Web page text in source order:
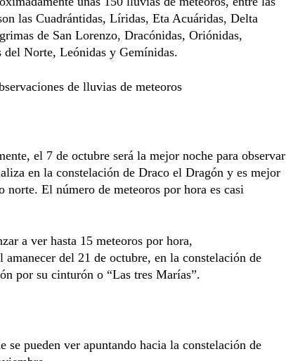
las Cuadrántidas, Líridas, Eta Acuáridas, Delta
de San Lorenzo, Dracónidas, Oriónidas,
del Norte, Leónidas y Gemínidas.
de lluvias de meteoros
el 7 de octubre será la mejor noche para observar
en la constelación de Draco el Dragón y es mejor
norte. El número de meteoros por hora es casi
a ver hasta 15 meteoros por hora,
amanecer del 21 de octubre, en la constelación de
por su cinturón o “Las tres Marías”.
se pueden ver apuntando hacia la constelación de